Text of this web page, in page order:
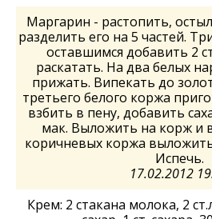
Маргарин - растопить,
разделить его на 5 частей.
оставшимся добавить 2
раскатать. На два белых
прижать. Випекать до
третьего белого коржа
взбить в пену, добавить
мак. Выложить на корж и
коричневых коржа
Испечь.
17.02.2012
Крем: 2 стакана молока, 2